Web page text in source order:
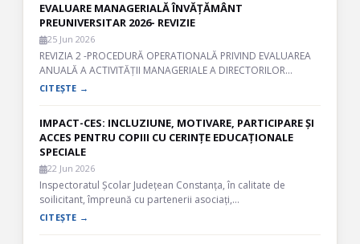
EVALUARE MANAGERIALĂ ÎNVĂȚĂMÂNT
PREUNIVERSITAR 2026- REVIZIE
25 Jun 2026
REVIZIA 2 -PROCEDURĂ OPERATIONALĂ PRIVIND EVALUAREA
ANUALĂ A ACTIVITĂȚII MANAGERIALE A DIRECTORILOR…
CITEȘTE →
IMPACT-CES: INCLUZIUNE, MOTIVARE, PARTICIPARE ȘI
ACCES PENTRU COPIII CU CERINȚE EDUCAȚIONALE
SPECIALE
22 Jun 2026
Inspectoratul Școlar Județean Constanța, în calitate de
soilicitant, împreună cu partenerii asociați,…
CITEȘTE →